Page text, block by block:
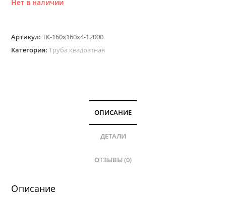
Нет в наличии
Артикул:ТК-160х160х4-12000
Категория:Труба квадратная
ОПИСАНИЕ
ДЕТАЛИ
ОТЗЫВЫ (0)
Описание